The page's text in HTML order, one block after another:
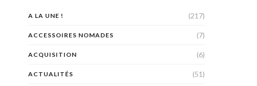
A LA UNE ! (217)
ACCESSOIRES NOMADES (7)
ACQUISITION (6)
ACTUALITÉS (51)